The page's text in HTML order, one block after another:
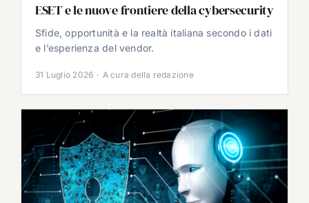
ESET e le nuove frontiere della cybersecurity
Sfide, opportunità e la realtà italiana secondo i dati
e l’esperienza del vendor.
31 Luglio 2026 · A cura della redazione